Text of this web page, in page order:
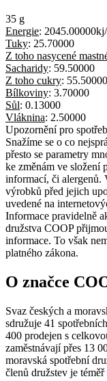
35 g
Energie:
Tuky: 25.70000
Z toho nasycené
Sacharidy: 59.50000
Z toho cukry: 55.50000
Bílkoviny: 3.70000
Sůl: 0.13000
Vláknina: 2.50000
Upozornění pro
Snažíme se o co
přesto se parametry
ke změnám ve složení
informací, či alergenů.
výrobků před jejich
uvedené na
Informace pravidelně
družstva COOP
informace. To však
platného zákona.
O značce
Svaz českých a
sdružuje 41
400 prodejen s
zaměstnávají přes 13
moravská spotřební
členů družstev je téměř